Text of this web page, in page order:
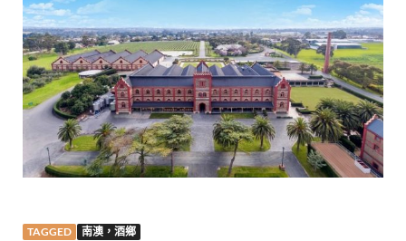
TAGGED 南澳，酒鄉